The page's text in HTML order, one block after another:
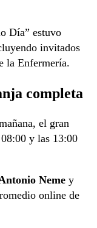
Día” estuvo
invitados
la Enfermería.
completa
el gran
y las 13:00
Neme y
online de